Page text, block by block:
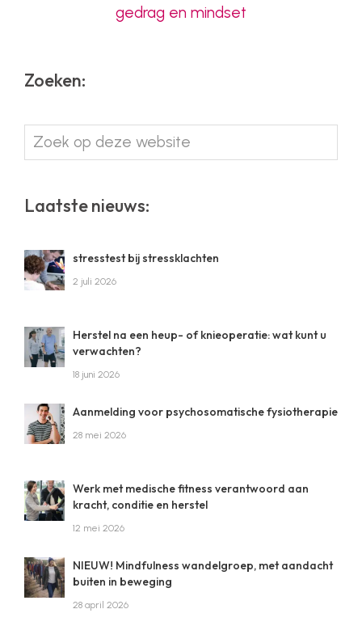
gedrag en mindset
Zoeken:
Zoek
op
website
Laatste nieuws:
stresstest bij stressklachten
2 juli 2026
Herstel na een heup- of knieoperatie: wat kunt u
verwachten?
18 juni 2026
Aanmelding voor psychosomatische fysiotherapie
28 mei 2026
Werk met medische fitness verantwoord aan
kracht, conditie en herstel
12 mei 2026
NIEUW! Mindfulness wandelgroep, met aandacht
buiten in beweging
28 april 2026